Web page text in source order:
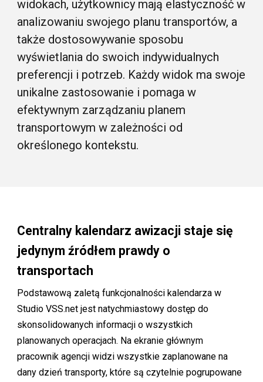
widokach, użytkownicy mają elastyczność w
analizowaniu swojego planu transportów, a
także dostosowywanie sposobu
wyświetlania do swoich indywidualnych
preferencji i potrzeb. Każdy widok ma swoje
unikalne zastosowanie i pomaga w
efektywnym zarządzaniu planem
transportowym w zależności od
określonego kontekstu.
Centralny kalendarz awizacji staje się
jedynym źródłem prawdy o
transportach
Podstawową zaletą funkcjonalności kalendarza w
Studio VSS.net jest natychmiastowy dostęp do
skonsolidowanych informacji o wszystkich
planowanych operacjach. Na ekranie głównym
pracownik agencji widzi wszystkie zaplanowane na
dany dzień transporty, które są czytelnie pogrupowane